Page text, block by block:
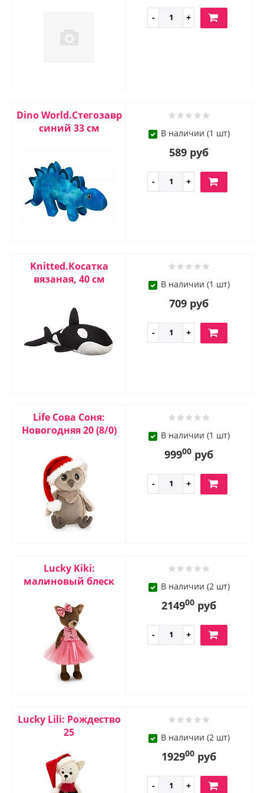
Dino World.Стегозавр
синий 33 см
В наличии (1 шт)
589 руб
Knitted.Косатка
вязаная, 40 см
В наличии (1 шт)
709 руб
Life Сова Соня:
Новогодняя 20 (8/0)
В наличии (1 шт)
99900 руб
Lucky Kiki:
малиновый блеск
В наличии (2 шт)
214900 руб
Lucky Lili: Рождество
25
В наличии (2 шт)
192900 руб